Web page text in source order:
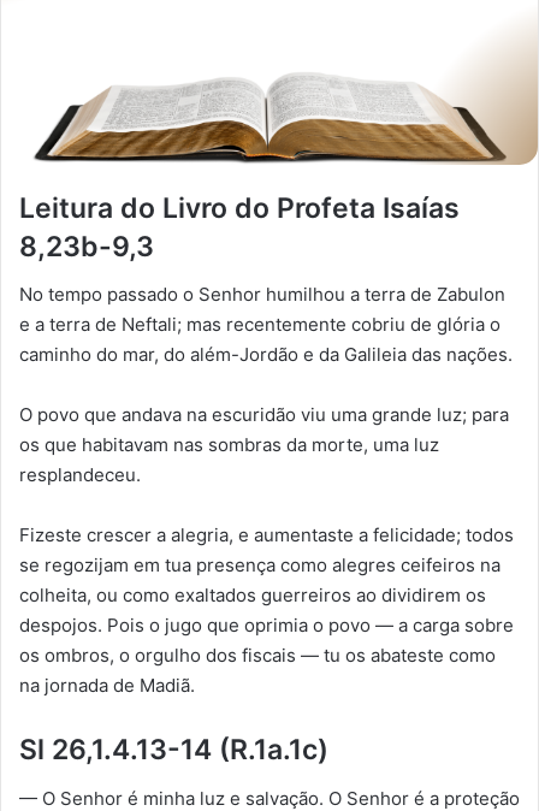
Leitura do Livro do Profeta Isaías
8,23b-9,3
No tempo passado o Senhor humilhou a terra de Zabulon
e a terra de Neftali; mas recentemente cobriu de glória o
caminho do mar, do além-Jordão e da Galileia das nações.
O povo que andava na escuridão viu uma grande luz; para
os que habitavam nas sombras da morte, uma luz
resplandeceu.
Fizeste crescer a alegria, e aumentaste a felicidade; todos
se regozijam em tua presença como alegres ceifeiros na
colheita, ou como exaltados guerreiros ao dividirem os
despojos. Pois o jugo que oprimia o povo — a carga sobre
os ombros, o orgulho dos fiscais — tu os abateste como
na jornada de Madiã.
Sl 26,1.4.13-14 (R.1a.1c)
— O Senhor é minha luz e salvação. O Senhor é a proteção